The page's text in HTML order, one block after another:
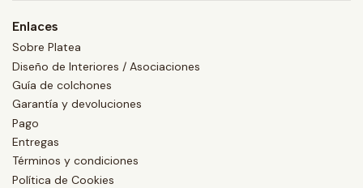
Enlaces
Sobre Platea
Diseño de Interiores / Asociaciones
Guía de colchones
Garantía y devoluciones
Pago
Entregas
Términos y condiciones
Política de Cookies